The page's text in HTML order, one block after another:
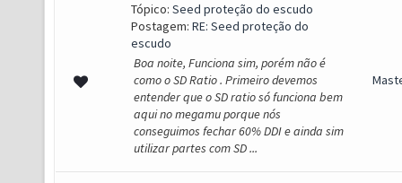
Tópico: Seed proteção do escudo
Postagem: RE: Seed proteção do
escudo
Boa noite, Funciona sim, porém não é
como o SD Ratio . Primeiro devemos
entender que o SD ratio só funciona bem
aqui no megamu porque nós
conseguimos fechar 60% DDI e ainda sim
utilizar partes com SD ...